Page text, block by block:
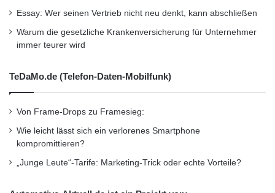
Essay: Wer seinen Vertrieb nicht neu denkt, kann abschließen
Warum die gesetzliche Krankenversicherung für Unternehmer
immer teurer wird
TeDaMo.de (Telefon-Daten-Mobilfunk)
Von Frame-Drops zu Framesieg:
Wie leicht lässt sich ein verlorenes Smartphone
kompromittieren?
„Junge Leute“-Tarife: Marketing-Trick oder echte Vorteile?